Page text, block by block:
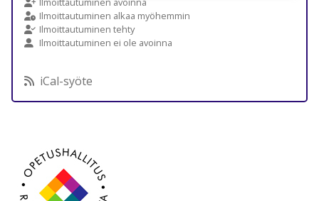
Ilmoittautuminen alkaa myöhemmin
Ilmoittautuminen tehty
Ilmoittautuminen ei ole avoinna
iCal-syöte